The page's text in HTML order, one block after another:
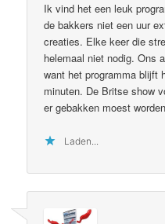
Ik vind het een leuk
de bakkers niet een uur
creaties. Elke keer die
helemaal niet nodig. Ons
want het programma blijft
minuten. De Britse show
er gebakken moest
Laden...